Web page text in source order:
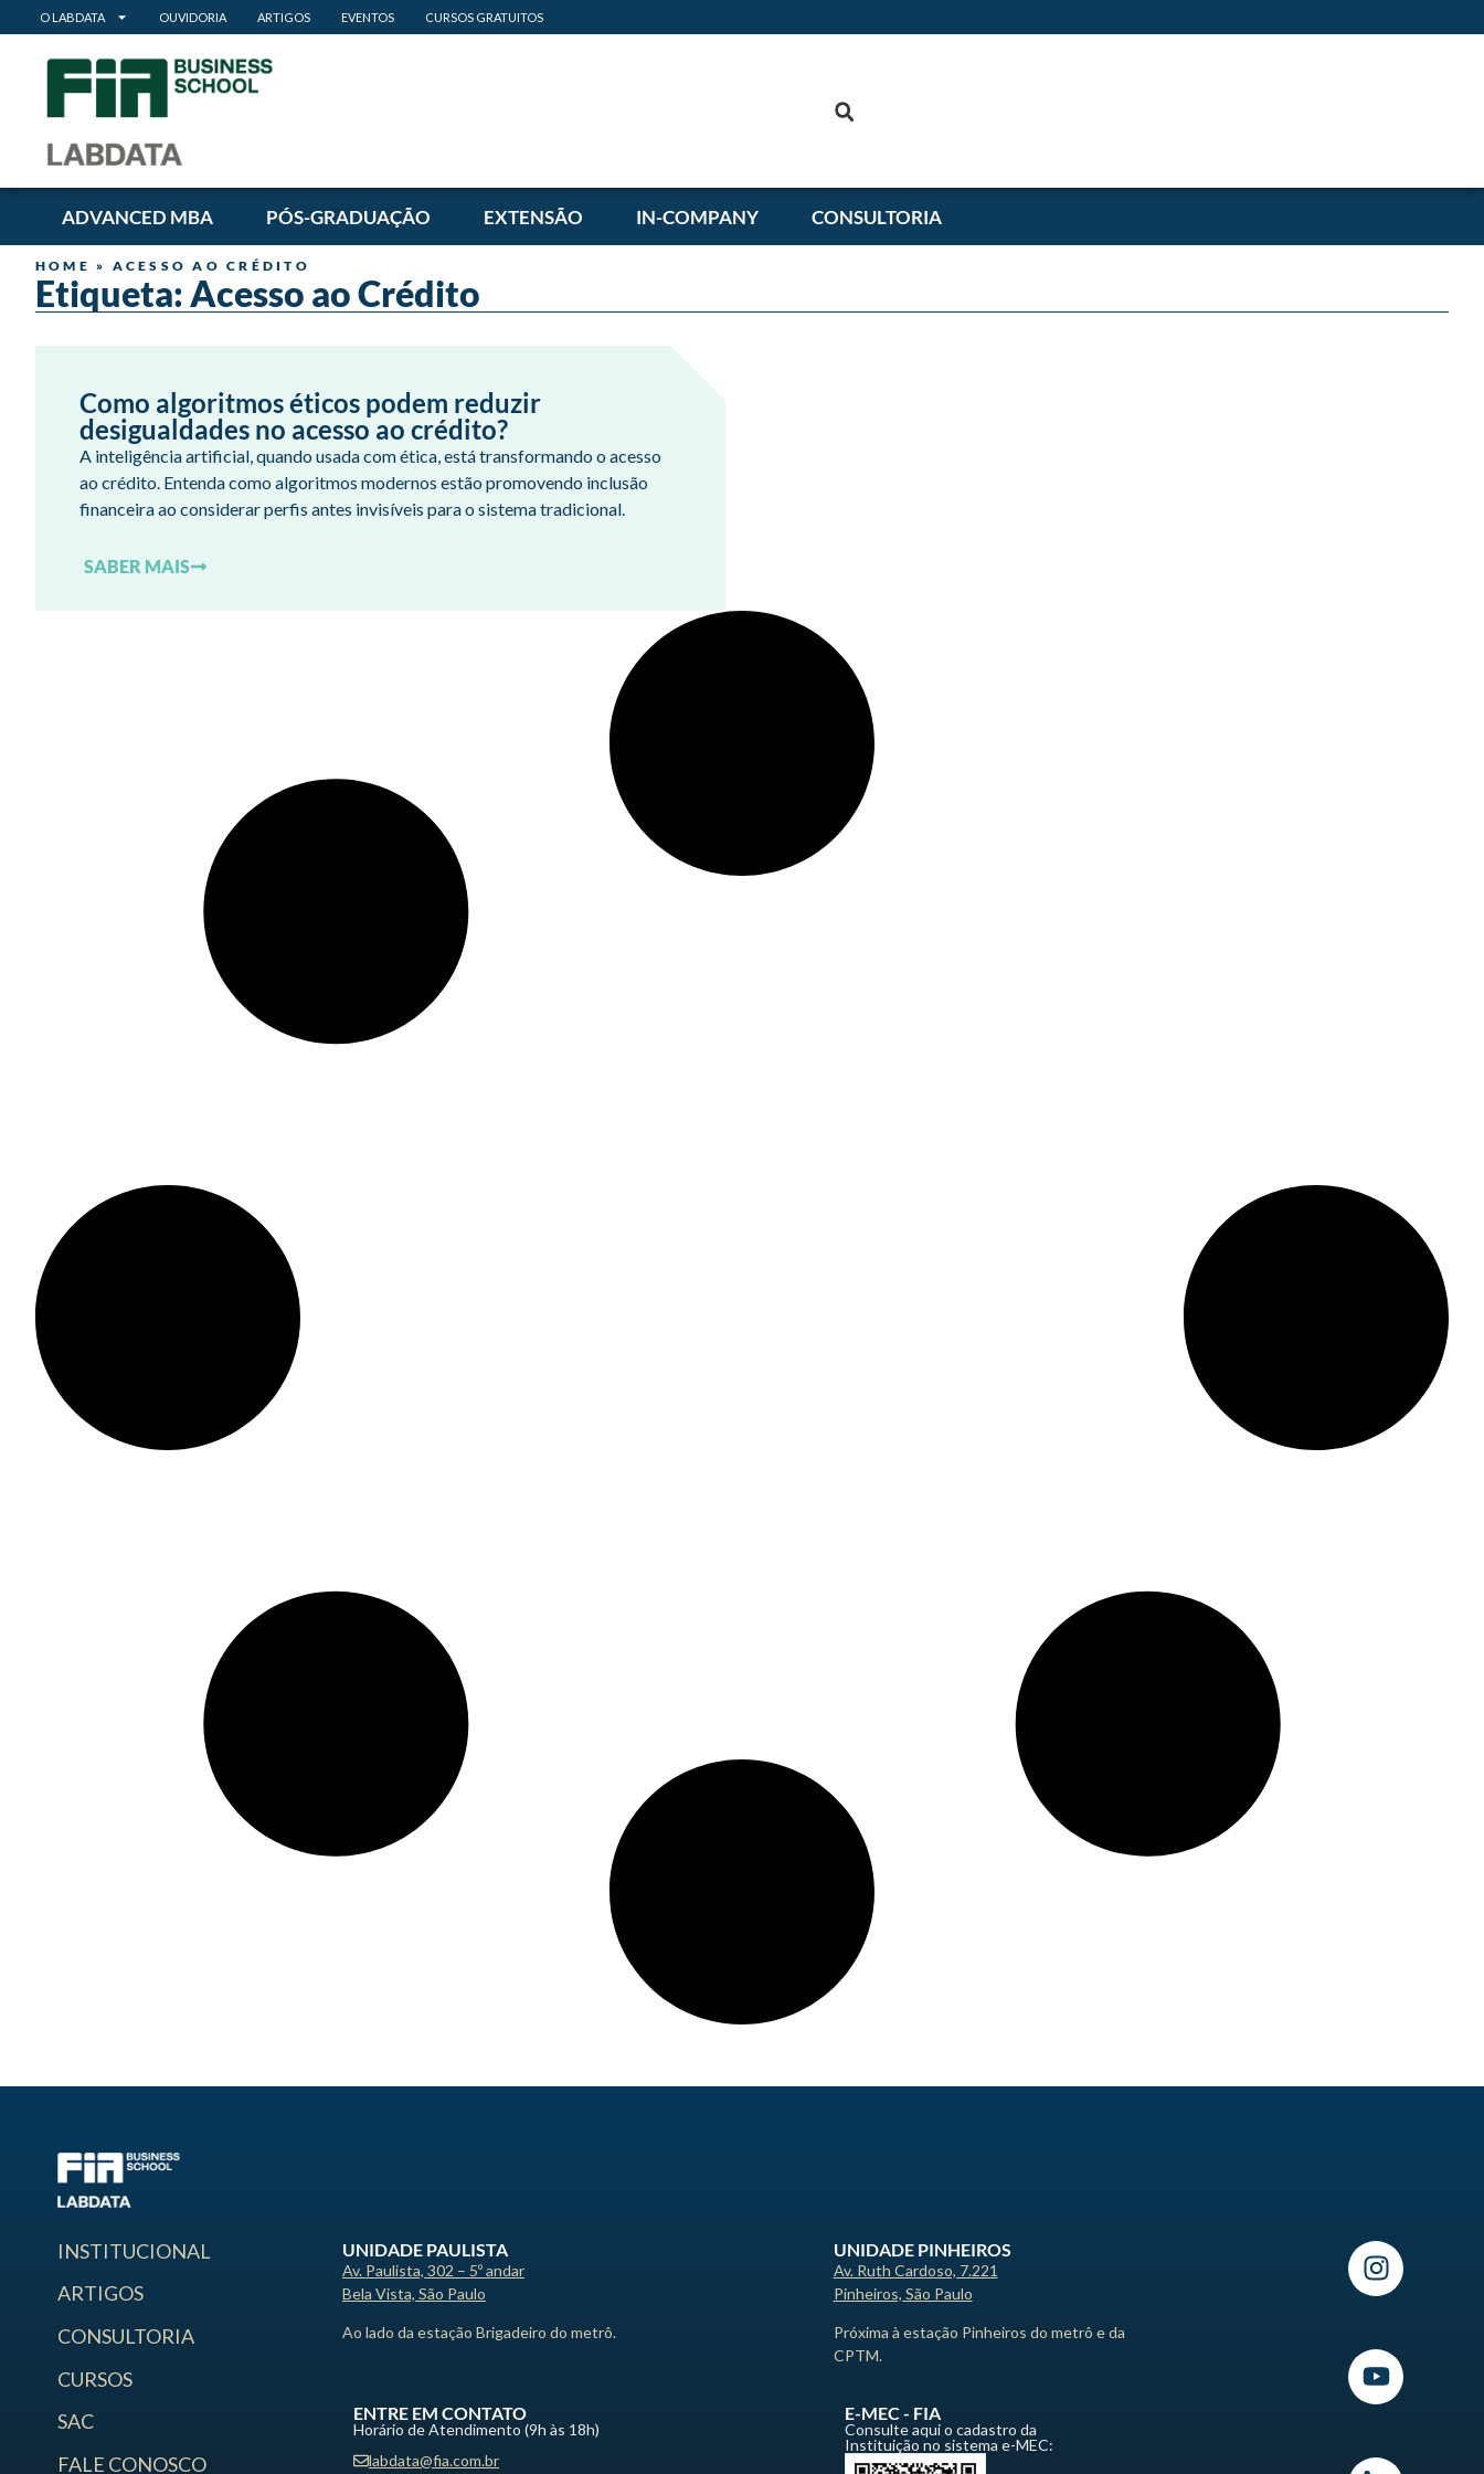
O LABDATA OUVIDORIA ARTIGOS EVENTOS CURSOS GRATUITOS
ADVANCED MBA PÓS-GRADUAÇÃO EXTENSÃO IN-COMPANY CONSULTORIA
HOME » ACESSO AO CRÉDITO
Etiqueta: Acesso ao Crédito
Como algoritmos éticos podem reduzir
desigualdades no acesso ao crédito?
A inteligência artificial, quando usada com ética, está transformando o acesso
ao crédito. Entenda como algoritmos modernos estão promovendo inclusão
financeira ao considerar perfis antes invisíveis para o sistema tradicional.
SABER MAIS
INSTITUCIONAL
ARTIGOS
CONSULTORIA
CURSOS
SAC
FALE CONOSCO
UNIDADE PAULISTA
Av. Paulista, 302 – 5º andar
Bela Vista, São Paulo
Ao lado da estação Brigadeiro do metrô.
UNIDADE PINHEIROS
Av. Ruth Cardoso, 7.221
Pinheiros, São Paulo
Próxima à estação Pinheiros do metrô e da
CPTM.
ENTRE EM CONTATO
Horário de Atendimento (9h às 18h)
labdata@fia.com.br
E-MEC - FIA
Consulte aqui o cadastro da
Instituição no sistema e-MEC: